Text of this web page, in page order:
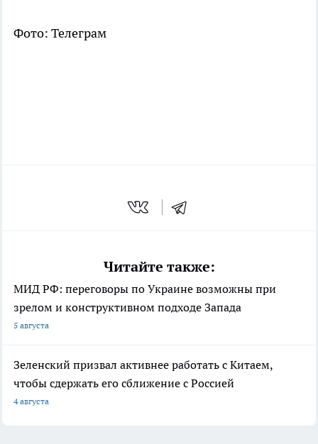
Фото: Телеграм
Читайте также:
МИД РФ: переговоры по Украине возможны при
зрелом и конструктивном подходе Запада
5 августа
Зеленский призвал активнее работать с Китаем,
чтобы сдержать его сближение с Россией
4 августа